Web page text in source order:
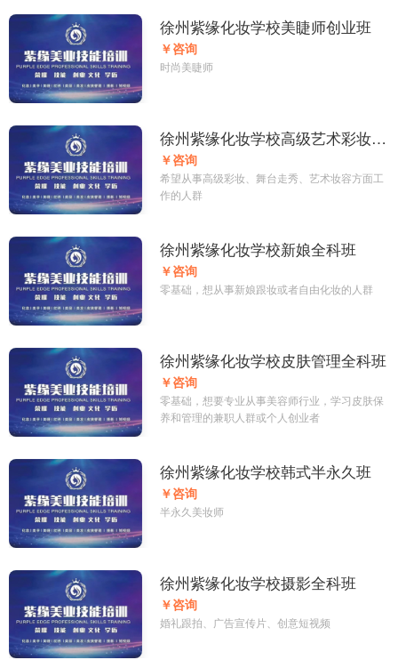
徐州紫缘化妆学校美睫师创业班
￥咨询
时尚美睫师
徐州紫缘化妆学校高级艺术彩妆大
师班
￥咨询
希望从事高级彩妆、舞台走秀、艺术妆容方面工
作的人群
徐州紫缘化妆学校新娘全科班
￥咨询
零基础，想从事新娘跟妆或者自由化妆的人群
徐州紫缘化妆学校皮肤管理全科班
￥咨询
零基础，想要专业从事美容师行业，学习皮肤保
养和管理的兼职人群或个人创业者
徐州紫缘化妆学校韩式半永久班
￥咨询
半永久美妆师
徐州紫缘化妆学校摄影全科班
￥咨询
婚礼跟拍、广告宣传片、创意短视频